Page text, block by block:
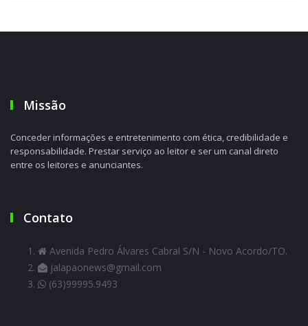
Missão
Conceder informações e entretenimento com ética, credibilidade e
responsabilidade. Prestar serviço ao leitor e ser um canal direto
entre os leitores e anunciantes.
Contato
Avenida Pedro Álvares Cabral S/N - Novo Acordo/TO.
jalapaonews@gmail.com
(63)99995.9493